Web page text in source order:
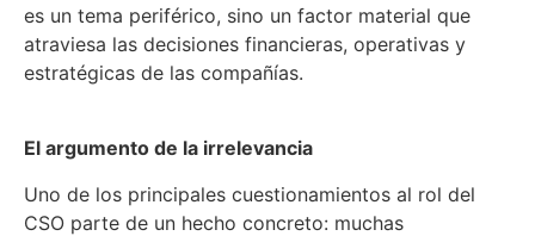
es un tema periférico, sino un factor material que
atraviesa las decisiones financieras, operativas y
estratégicas de las compañías.
El argumento de la irrelevancia
Uno de los principales cuestionamientos al rol del
CSO parte de un hecho concreto: muchas